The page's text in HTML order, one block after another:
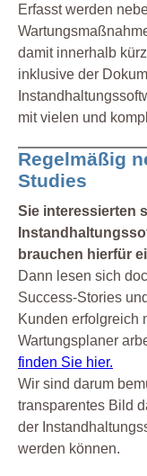
Erfasst werden
damit innerhalb
inklusive der
mit vielen und
Regelmäßig
Studies
Sie interessierten
brauchen hierfür
Dann lesen sich
Success-Stories
Kunden erfolgreich
Wartungsplaner
finden Sie hier.
Wir sind darum
transparentes Bild
der
werden können.